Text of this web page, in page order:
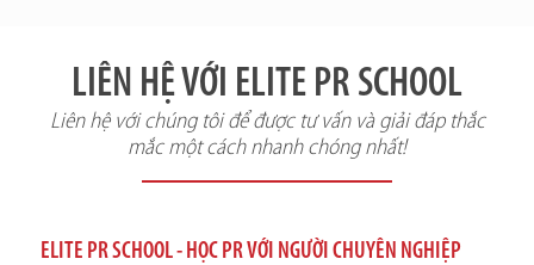
LIÊN HỆ VỚI ELITE PR SCHOOL
Liên hệ với chúng tôi để được tư vấn và giải đáp thắc
mắc một cách nhanh chóng nhất!
ELITE PR SCHOOL - HỌC PR VỚI NGƯỜI CHUYÊN NGHIỆP